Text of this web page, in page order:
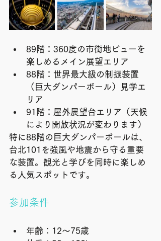
89階：360度の市街地ビューを
楽しめるメイン展望エリア
88階：世界最大級の制振装置
（巨大ダンパーボール）見学エ
リア
91階：屋外展望台エリア（天候
により開放状況が変わります）
特に88階の巨大ダンパーボールは、
台北101を強風や地震から守る重要
な装置。観光と学びを同時に楽しめ
る人気スポットです。
参加条件
年齢：12〜75歳